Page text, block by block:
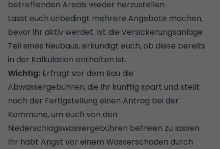
betreffenden Areals wieder herzustellen.
Lasst euch unbedingt mehrere Angebote machen,
bevor ihr aktiv werdet. Ist die Versickerungsanlage
Teil eines Neubaus, erkundigt euch, ob diese bereits
in der Kalkulation enthalten ist.
Wichtig: Erfragt vor dem Bau die
Abwassergebühren, die ihr künftig spart und stellt
nach der Fertigstellung einen Antrag bei der
Kommune, um euch von den
Niederschlagswassergebühren befreien zu lassen.
Ihr habt Angst vor einem Wasserschaden durch